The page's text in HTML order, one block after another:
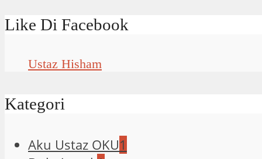
Like Di Facebook
Ustaz Hisham
Kategori
Aku Ustaz OKU1